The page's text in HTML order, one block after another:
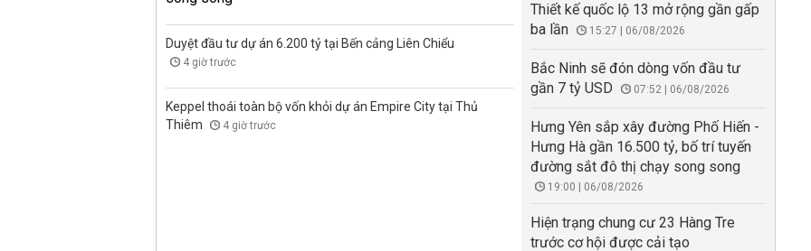
Duyệt đầu tư dự án 6.200 tỷ tại Bến cảng Liên Chiểu
4 giờ trước
Keppel thoái toàn bộ vốn khỏi dự án Empire City tại Thủ
Thiêm
4 giờ trước
Thiết kế quốc lộ 13 mở rộng gần gấp
ba lần
15:27 | 06/08/2026
Bắc Ninh sẽ đón dòng vốn đầu tư
gần 7 tỷ USD
07:52 | 06/08/2026
Hưng Yên sắp xây đường Phố Hiến -
Hưng Hà gần 16.500 tỷ, bố trí tuyến
đường sắt đô thị chạy song song
19:00 | 06/08/2026
Hiện trạng chung cư 23 Hàng Tre
trước cơ hội được cải tạo